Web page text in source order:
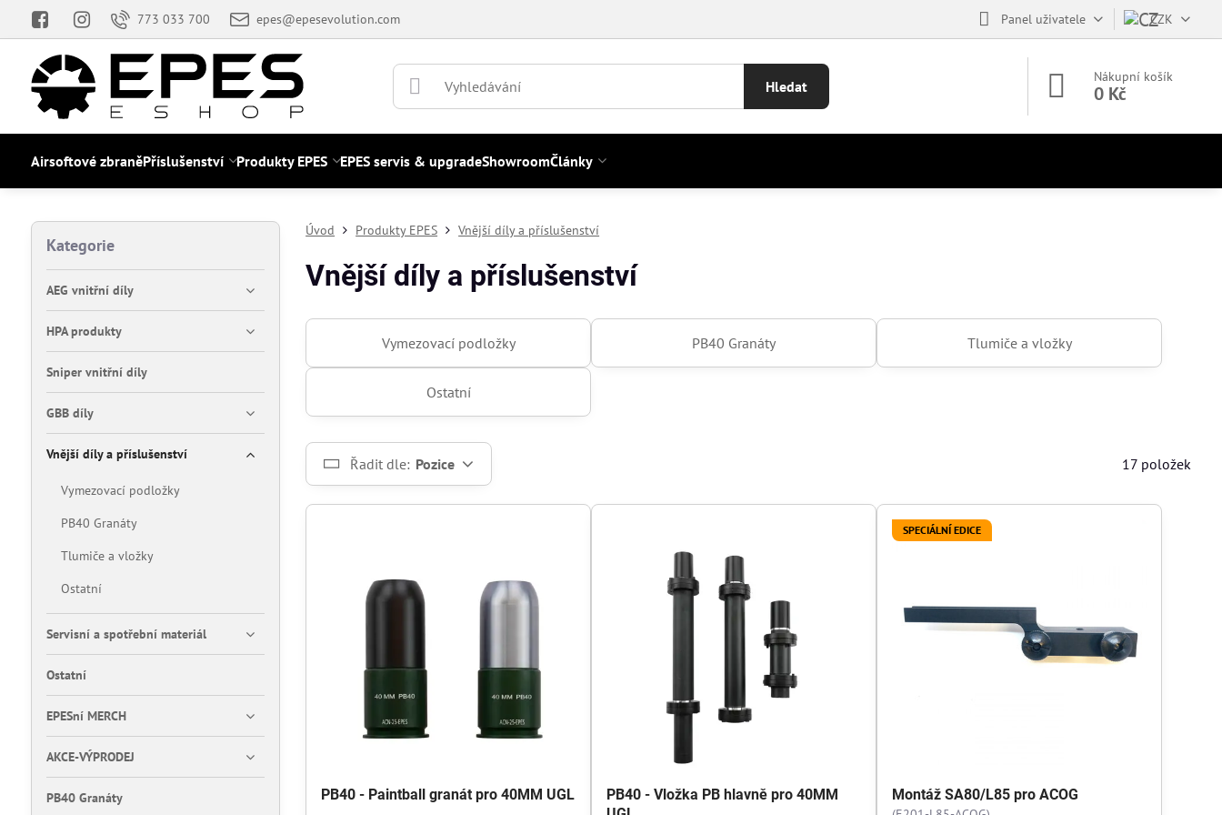
773 033 700 epes@epesevolution.com Panel uživatele CZK
Hledat
Nákupní košík
0 Kč
Airsoftové zbraněPříslušenství Produkty EPES EPES servis & upgradeShowroomČlánky
Úvod Produkty EPES Vnější díly a příslušenství
Vnější díly a příslušenství
Vymezovací podložky PB40 Granáty Tlumiče a vložky
Ostatní
Řadit dle: Pozice 17 položek
PB40 - Paintball granát pro 40MM UGL
PB40 - Vložka PB hlavně pro 40MM
SPECIÁLNÍ EDICE
Montáž SA80/L85 pro ACOG
Kategorie
AEG vnitřní díly
HPA produkty
Sniper vnitřní díly
GBB díly
Vnější díly a příslušenství
Vymezovací podložky
PB40 Granáty
Tlumiče a vložky
Ostatní
Servisní a spotřební materiál
Ostatní
EPESní MERCH
AKCE-VÝPRODEJ
PB40 Granáty